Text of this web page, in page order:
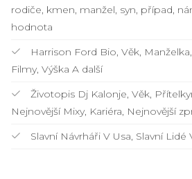
rodiče, kmen, manžel, syn, případ,
hodnota
Harrison Ford Bio, Věk,
Filmy, Výška A další
Životopis Dj Kalonje, Věk,
Nejnovější Mixy, Kariéra, Nejnovější
Slavní Návrháři V Usa, Slavní Lidé